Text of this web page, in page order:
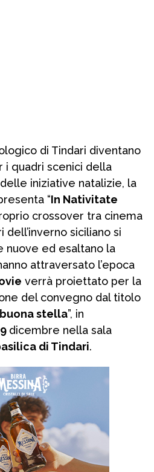
di Tindari diventano
i quadri scenici della
iniziative natalizie, la
“In Nativitate
crossover tra cinema
siciliano si
nuove ed esaltano la
attraversato l’epoca
verrà proiettato per la
del convegno dal titolo
stella”, in
dicembre nella sala
di Tindari.